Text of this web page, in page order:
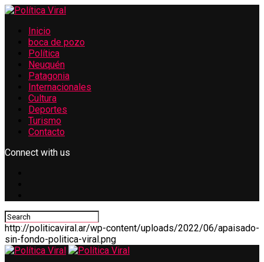
Inicio
boca de pozo
Política
Neuquén
Patagonia
Internacionales
Cultura
Deportes
Turismo
Contacto
Connect with us
http://politicaviral.ar/wp-content/uploads/2022/06/apaisado-
sin-fondo-politica-viral.png